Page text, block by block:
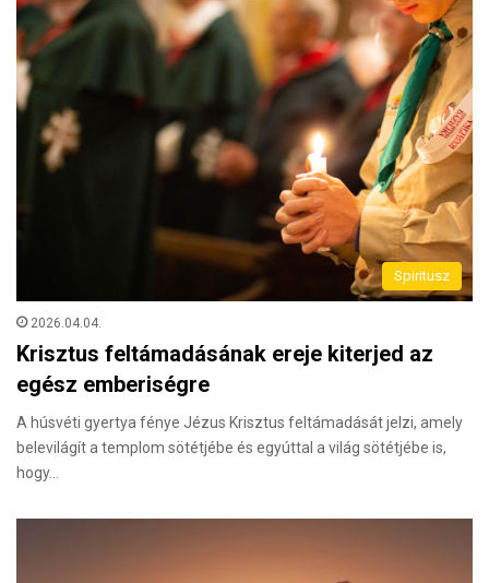
Spiritusz
2026.04.04.
Krisztus feltámadásának ereje kiterjed az
egész emberiségre
A húsvéti gyertya fénye Jézus Krisztus feltámadását jelzi, amely
belevilágít a templom sötétjébe és egyúttal a világ sötétjébe is,
hogy…